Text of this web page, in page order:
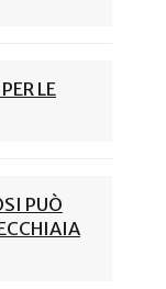
LE
PUÒ